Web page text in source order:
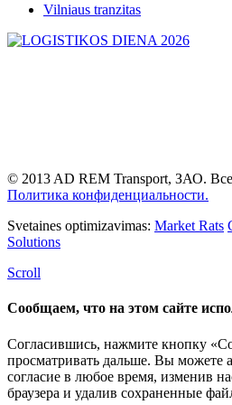
Vilniaus tranzitas
© 2013 AD REM Transport, ЗАО.
Политика конфиденциальности.
Svetaines optimizavimas: Market Rats
Solutions
Scroll
Сообщаем, что на этом сайте
Согласившись, нажмите кнопку
просматривать дальше. Вы можете
согласие в любое время, изменив
браузера и удалив сохраненные